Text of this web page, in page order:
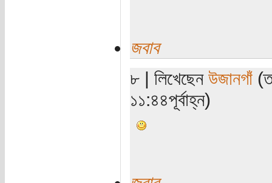
জবাব
৮ | লিখেছেন উজানগাঁ
১১:৪৪পূর্বাহ্ন)